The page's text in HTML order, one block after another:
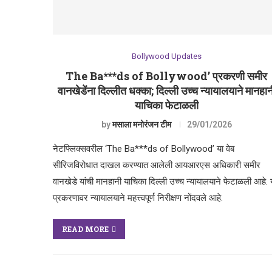
Bollywood Updates
The Ba***ds of Bollywood’ प्रकरणी समीर
वानखेडेंना दिल्लीत धक्का; दिल्ली उच्च न्यायालयाने
याचिका फेटाळली
byमसाला मनोरंजन टीम 29/01/2026
नेटफ्लिक्सवरील ‘The Ba***ds of Bollywood’ या वेब
सीरिजविरोधात दाखल करण्यात आलेली आयआरएस अधिकारी समीर
वानखेडे यांची मानहानी याचिका दिल्ली उच्च न्यायालयाने फेटाळली आहे.
प्रकरणावर न्यायालयाने महत्त्वपूर्ण निरीक्षण नोंदवले आहे.
READ MORE